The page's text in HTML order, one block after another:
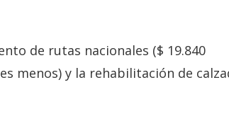
de rutas nacionales ($ 19.840
menos) y la rehabilitación de